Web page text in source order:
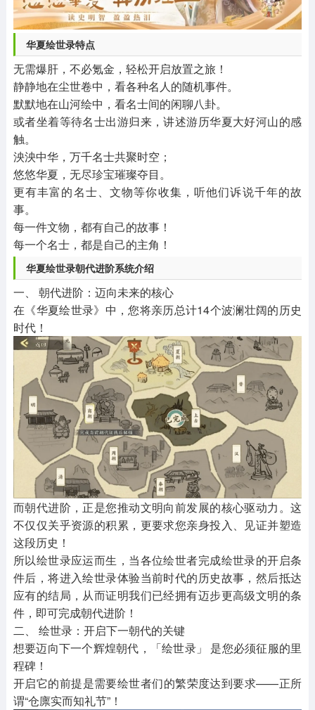
华夏绘世录特点
无需爆肝，不必氪金，轻松开启放置之旅！
静静地在尘世卷中，看各种名人的随机事件。
默默地在山河绘中，看名士间的闲聊八卦。
或者坐着等待名士出游归来，讲述游历华夏大好河山的感
触。
泱泱中华，万千名士共聚时空；
悠悠华夏，无尽珍宝璀璨夺目。
更有丰富的名士、文物等你收集，听他们诉说千年的故
事。
每一件文物，都有自己的故事！
每一个名士，都是自己的主角！
华夏绘世录朝代进阶系统介绍
一、 朝代进阶：迈向未来的核心
在《华夏绘世录》中，您将亲历总计14个波澜壮阔的历史
时代！
而朝代进阶，正是您推动文明向前发展的核心驱动力。这
不仅仅关乎资源的积累，更要求您亲身投入、见证并塑造
这段历史！
所以绘世录应运而生，当各位绘世者完成绘世录的开启条
件后，将进入绘世录体验当前时代的历史故事，然后抵达
应有的结局，从而证明我们已经拥有迈步更高级文明的条
件，即可完成朝代进阶！
二、 绘世录：开启下一朝代的关键
想要迈向下一个辉煌朝代，「绘世录」 是您必须征服的里
程碑！
开启它的前提是需要绘世者们的繁荣度达到要求——正所
谓“仓廪实而知礼节”！